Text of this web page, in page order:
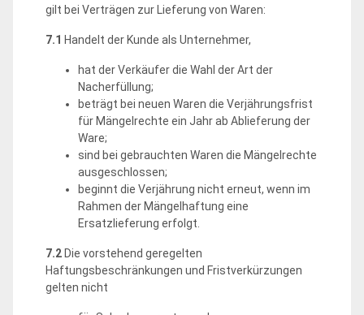
gilt bei Verträgen zur Lieferung von Waren:
7.1 Handelt der Kunde als Unternehmer,
hat der Verkäufer die Wahl der Art der
Nacherfüllung;
beträgt bei neuen Waren die Verjährungsfrist
für Mängelrechte ein Jahr ab Ablieferung der
Ware;
sind bei gebrauchten Waren die Mängelrechte
ausgeschlossen;
beginnt die Verjährung nicht erneut, wenn im
Rahmen der Mängelhaftung eine
Ersatzlieferung erfolgt.
7.2 Die vorstehend geregelten
Haftungsbeschränkungen und Fristverkürzungen
gelten nicht